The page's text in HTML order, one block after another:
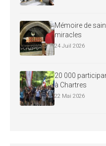
Mémoire de
miracles
24 Juil 2026
20 000
à Chartres
22 Mai 2026